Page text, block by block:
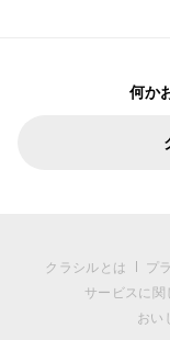
何か
クラシルとは プ
サービスに
おい